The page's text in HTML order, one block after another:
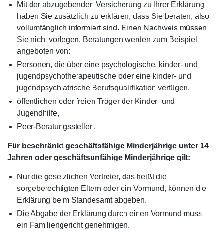
Mit der abzugebenden Versicherung zu Ihrer Erklärung
haben Sie zusätzlich zu erklären, dass Sie beraten, also
vollumfänglich informiert sind. Einen Nachweis müssen
Sie nicht vorlegen. Beratungen werden zum Beispiel
angeboten von:
Personen, die über eine psychologische, kinder- und
jugendpsychotherapeutische oder eine kinder- und
jugendpsychiatrische Berufsqualifikation verfügen,
öffentlichen oder freien Träger der Kinder- und
Jugendhilfe,
Peer-Beratungsstellen.
Für beschränkt geschäftsfähige Minderjährige unter 14
Jahren oder geschäftsunfähige Minderjährige gilt:
Nur die gesetzlichen Vertreter, das heißt die
sorgeberechtigten Eltern oder ein Vormund, können die
Erklärung beim Standesamt abgeben.
Die Abgabe der Erklärung durch einen Vormund muss
ein Familiengericht genehmigen.